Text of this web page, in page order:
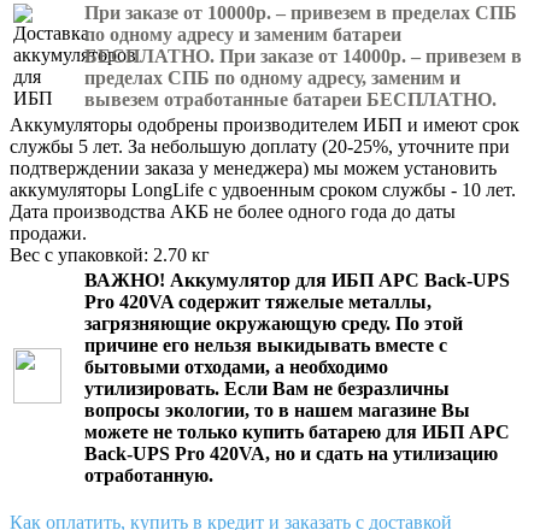
При заказе от 10000р. – привезем в пределах СПБ
по одному адресу и заменим батареи
БЕСПЛАТНО. При заказе от 14000р. – привезем в
пределах СПБ по одному адресу, заменим и
вывезем отработанные батареи БЕСПЛАТНО.
Аккумуляторы одобрены производителем ИБП и имеют срок
службы 5 лет. За небольшую доплату (20-25%, уточните при
подтверждении заказа у менеджера) мы можем установить
аккумуляторы LongLife с удвоенным сроком службы - 10 лет.
Дата производства АКБ не более одного года до даты
продажи.
Вес с упаковкой: 2.70 кг
ВАЖНО! Аккумулятор для ИБП APC Back-UPS
Pro 420VA содержит тяжелые металлы,
загрязняющие окружающую среду. По этой
причине его нельзя выкидывать вместе с
бытовыми отходами, а необходимо
утилизировать. Если Вам не безразличны
вопросы экологии, то в нашем магазине Вы
можете не только купить батарею для ИБП APC
Back-UPS Pro 420VA, но и сдать на утилизацию
отработанную.
Как оплатить, купить в кредит и заказать с доставкой